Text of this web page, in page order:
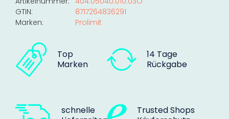
GTIN:
8717264836291
Marken:
Prolimit
Top
Marken
14 Tage
Rückgabe
schnelle
Trusted Shops